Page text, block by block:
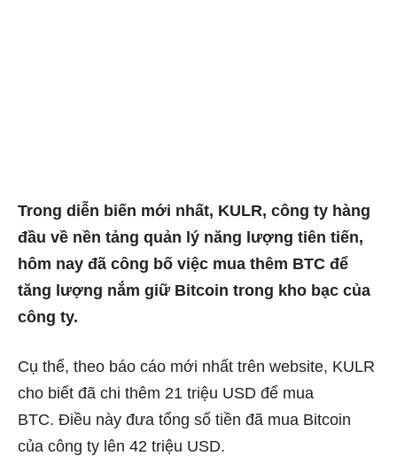
Trong diễn biến mới nhất, KULR, công ty hàng
đầu về nền tảng quản lý năng lượng tiên tiến,
hôm nay đã công bố việc mua thêm BTC để
tăng lượng nắm giữ Bitcoin trong kho bạc của
công ty.
Cụ thể, theo báo cáo mới nhất trên website, KULR
cho biết đã chi thêm 21 triệu USD để mua
BTC. Điều này đưa tổng số tiền đã mua Bitcoin
của công ty lên 42 triệu USD.